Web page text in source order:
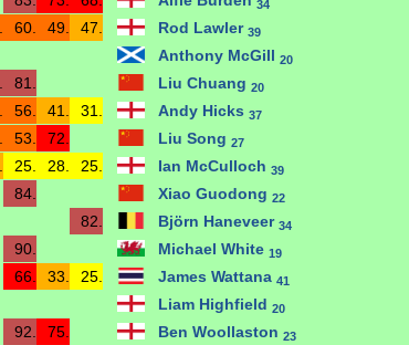
34
60. 49. 47. Rod Lawler 39
Anthony McGill 20
81. Liu Chuang 20
56. 41. 31. Andy Hicks 37
53. 72. Liu Song 27
25. 28. 25. Ian McCulloch 39
84. Xiao Guodong 22
82. Björn Haneveer 34
90. Michael White 19
66. 33. 25. James Wattana 41
Liam Highfield 20
92. 75. Ben Woollaston 23